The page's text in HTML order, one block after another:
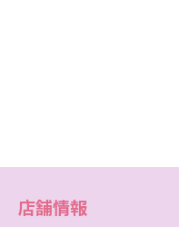
店舗情報